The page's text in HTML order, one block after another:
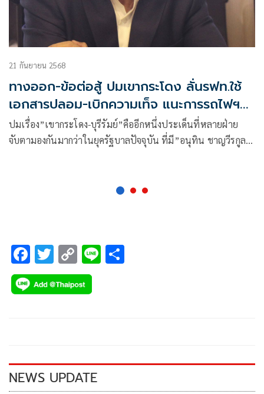
21 กันยายน 2568
ทางออก-ข้อต่อสู้ ปมเขากระโดง ลั่นรฟท.ใช้
เอกสารปลอม-เบิกความเท็จ แนะการรถไฟฯ
ฟ้อง คดีจบภายในสามปี
ปมเรื่อง”เขากระโดง-บุรีรัมย์”คืออีกหนึ่งประเด็นที่หลายฝ่าย
จับตามองกันมากว่าในยุครัฐบาลปัจจุบัน ที่มี”อนุทิน ชาญวีรกูล
F
ac
e
k
T
wi
tt
C
o
p
k
Li
NEWS UPDATE